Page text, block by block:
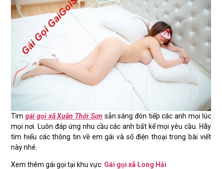
Tìmgái gọi xã Xuân Thới Sơn sẵn sáng đón tiếp các anh mọi lúc
mọi nơi. Luôn đáp ứng nhu cầu các anh bất kể mọi yêu cầu. Hãy
tìm hiểu các thông tin về em gái và số điện thoại trong bài viết
này nhé.
Xem thêm gái gọi tại khu vực: Gái gọi xã Long Hải